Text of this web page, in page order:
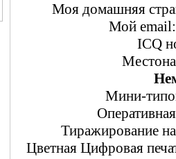
Моя домашняя
Мой
ICQ
Мини-
Тиражирование
Цветная Цифровая